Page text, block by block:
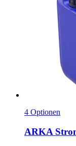
4 Optionen
ARKA